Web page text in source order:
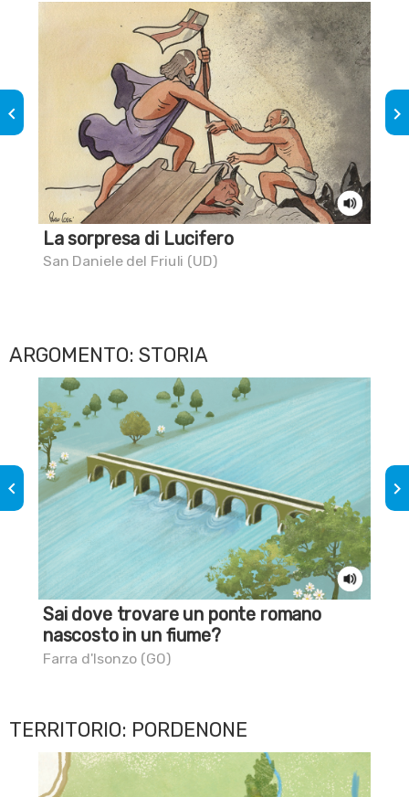
La sorpresa di Lucifero
San Daniele del Friuli (UD)
keyboard_arrow_left keyboard_arrow_right
ARGOMENTO: STORIA
Sai dove trovare un ponte romano
nascosto in un fiume?
Farra d'Isonzo (GO)
keyboard_arrow_left keyboard_arrow_right
TERRITORIO: PORDENONE